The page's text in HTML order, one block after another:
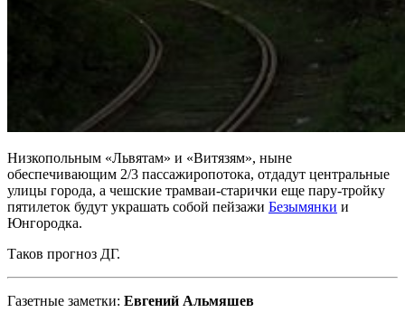
Низкопольным «Львятам» и «Витязям», ныне
обеспечивающим 2/3 пассажиропотока, отдадут центральные
улицы города, а чешские трамваи-старички еще пару-тройку
пятилеток будут украшать собой пейзажи Безымянки и
Юнгородка.
Таков прогноз ДГ.
Газетные заметки: Евгений Альмяшев